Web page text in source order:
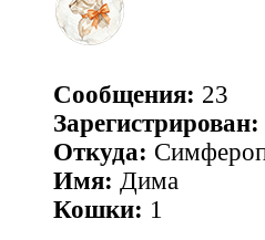
Сообщения: 23
Зарегистрирован:
Откуда:
Имя: Дима
Кошки: 1